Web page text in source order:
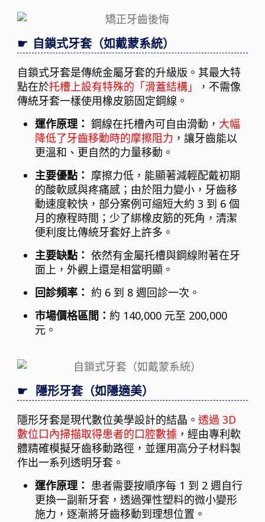
自鎖式牙套（如戴蒙系統）
自鎖式牙套是傳統金屬牙套的升級版。其最大特
點在於托槽上設有特殊的「滑蓋結構」
，不需像
傳統牙套一樣使用橡皮筋固定鋼線。
運作原理： 鋼線在托槽內可自由滑動， 大幅
降低了牙齒移動時的摩擦阻力 ，讓牙齒能以
更溫和、更自然的力量移動。
主要優點： 摩擦力低，能顯著減輕配戴初期
的酸軟感與疼痛感；由於阻力變小，牙齒移
動速度較快，部分案例可縮短大約 3 到 6 個
月的療程時間；少了綁橡皮筋的死角，清潔
便利度比傳統牙套好上許多。
主要缺點： 依然有金屬托槽與鋼線附著在牙
面上，外觀上還是相當明顯。
回診頻率： 約 6 到 8 週回診一次。
市場價格區間： 約 140,000 元至 200,000
元。
隱形牙套（如隱適美）
隱形牙套是現代數位美學設計的結晶。透過 3D
數位口內掃描取得患者的口腔數據 ，經由專利軟
體精確模擬牙齒移動路徑，並運用高分子材料製
作出一系列透明牙套。
運作原理： 患者需要按順序每 1 到 2 週自行
更換一副新牙套，透過彈性塑料的微小變形
施力，逐漸將牙齒移動到理想位置。